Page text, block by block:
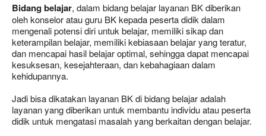
Bidang belajar, dalam bidang belajar layanan BK diberikan
oleh konselor atau guru BK kepada peserta didik dalam
mengenali potensi diri untuk belajar, memiliki sikap dan
keterampilan belajar, memiliki kebiasaan belajar yang teratur,
dan mencapai hasil belajar optimal, sehingga dapat mencapai
kesuksesan, kesejahteraan, dan kebahagiaan dalam
kehidupannya.
Jadi bisa dikatakan layanan BK di bidang belajar adalah
layanan yang diberikan untuk membantu individu atau peserta
didik untuk mengatasi masalah yang berkaitan dengan belajar.